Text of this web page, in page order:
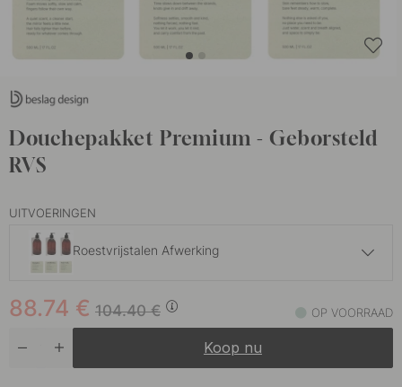
Douchepakket Premium - Geborsteld
RVS
UITVOERINGEN
Roestvrijstalen Afwerking
Chroom Op voorraad
Op voorraad
104.40€
88.74 € OP VOORRAAD
Koop nu